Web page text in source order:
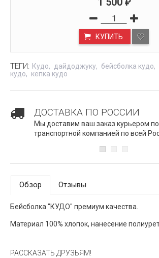
₽
КУПИТЬ
ТЕГИ: Кудо дайдоджуку бейсболка кудо
кудо
кепка кудо
ДОСТАВКА ПО РОССИИ
Мы доставим ваш заказ курьером
транспортной компанией по всей
Обзор Отзывы
Бейсболка "КУДО" премиум качества.
Материал 100% хлопок, нанесение
РАССКАЗАТЬ ДРУЗЬЯМ!